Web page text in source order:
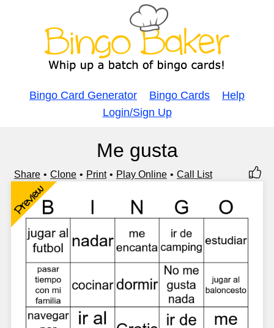
Bingo Card Generator Bingo Cards
Help
Login/Sign Up
Me gusta
Share Clone Print Play Online Call List
Preview